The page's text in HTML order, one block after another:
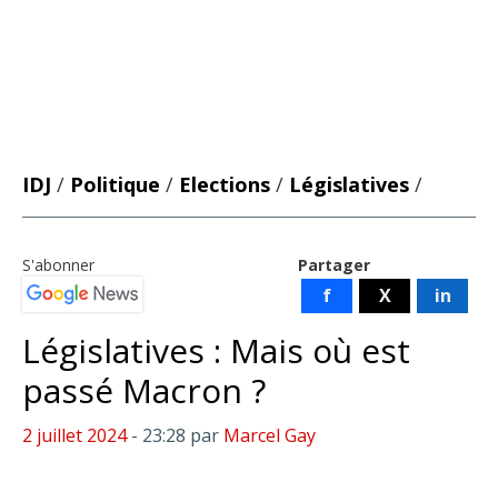
IDJ / Politique / Elections / Législatives /
Partager
f X in
S'abonner
Législatives : Mais où est
passé Macron ?
2 juillet 2024- 23:28 par Marcel Gay